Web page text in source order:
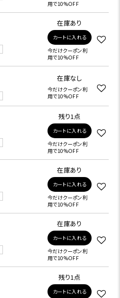
用で10%OFF
在庫あり
カートに入れる
今だけクーポン利
用で10%OFF
在庫なし
今だけクーポン利
用で10%OFF
残り1点
カートに入れる
今だけクーポン利
用で10%OFF
在庫あり
カートに入れる
今だけクーポン利
用で10%OFF
在庫あり
カートに入れる
今だけクーポン利
用で10%OFF
残り1点
カートに入れる